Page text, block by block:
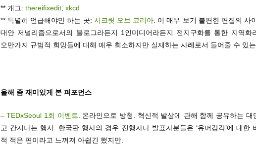
** 개그: thereifixedit, xkcd
** 특별히 언급해야만 하는 곳: 시크릿 오브 코리아 . 이 매우 보기 불편한 편집의 사
대안 저널리즘으로서의 블로그라든지 1인미디어라든지 전지구화를 통한 지역화
오만가지 규범적 희망들에 대해 매우 희소하지만 실재하는 사례로서 들어줄 수 있
올해 좀 재미있게 본 퍼포먼스
–TEDxSeoul 1회 이벤트. 온라인으로 방청. 혁신적 발상에 관해 함께 공유하는 대
고 간지나는 행사. 한국판 행사의 경우 진행자나 발표자분들은 ‘유머감각’에 대한
적 적은 편이라고 느껴져 아쉽긴 했지만.